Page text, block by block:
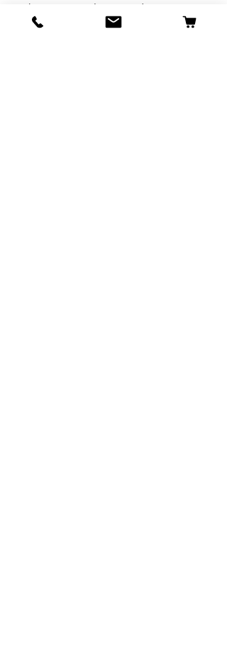
koje se ostavljaju tu gde jesu i
nakon 4-6 nedelja se rađaju